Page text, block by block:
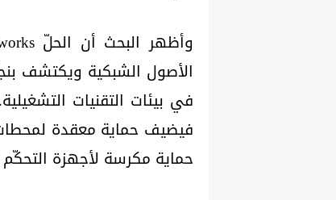
الأصول الشبكية ويكتشف
حماية مكرسة لأجهزة